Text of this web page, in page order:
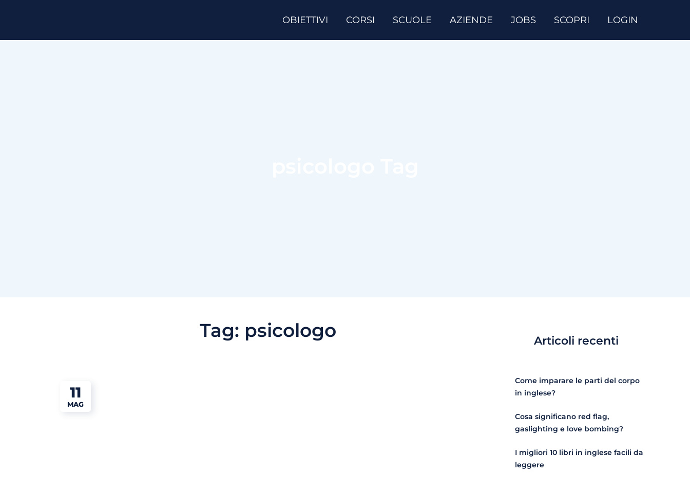
OBIETTIVI CORSI SCUOLE AZIENDE JOBS SCOPRI LOGIN
Tag: psicologo
11
MAG
Articoli recenti
Come imparare le parti del corpo
in inglese?
Cosa significano red flag,
gaslighting e love bombing?
I migliori 10 libri in inglese facili da
leggere